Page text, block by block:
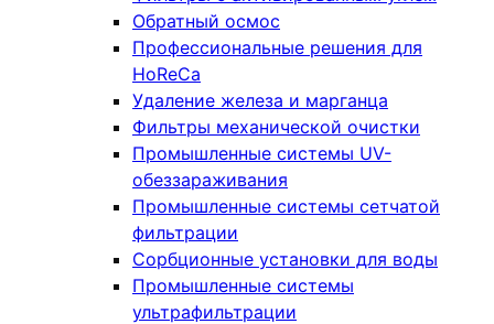
Обратный осмос
Профессиональные решения для
HoReCa
Удаление железа и марганца
Фильтры механической очистки
Промышленные системы UV-
обеззараживания
Промышленные системы сетчатой
фильтрации
Сорбционные установки для воды
Промышленные системы
ультрафильтрации